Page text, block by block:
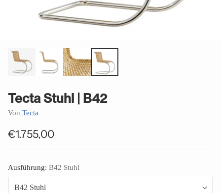
Tecta Stuhl | B42
Von Tecta
Normaler
€1.755,00
Ausführung: B42 Stuhl